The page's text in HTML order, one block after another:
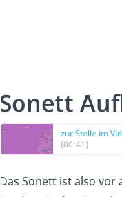
Sonett
zur Stelle im
(00:41)
Das Sonett ist also vor